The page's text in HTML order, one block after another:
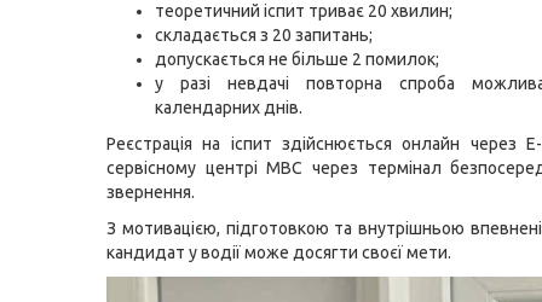
теоретичний іспит триває 20 хвилин;
складається з 20 запитань;
допускається не більше 2 помилок;
у разі невдачі повторна спроба
календарних днів.
Реєстрація на іспит здійснюється онлайн через
сервісному центрі МВС через термінал
звернення.
З мотивацією, підготовкою та внутрішньою
кандидат у водії може досягти своєї мети.